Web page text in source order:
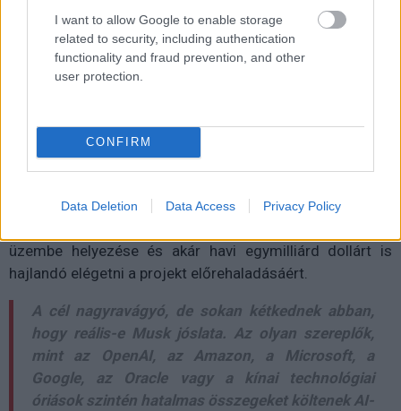
I want to allow Google to enable storage
related to security, including authentication
functionality and fraud prevention, and other
user protection.
CONFIRM
Data Deletion Data Access Privacy Policy
állítólag egy teljes erőművet rendelt külföldről, miközben
a cég20 milliárd dollártpróbál összegyűjteni további
Nvidia GPU-kvásárlására.
Az xAI hihetetlen tempóban bővíti infrastruktúráját: első,
100 000 H200 Blackwell GPU-t
állították üzembe. Musk azt állítja, hogy a következő öt
üzembe helyezése és akár havi egymilliárd dollárt is
hajlandó elégetni a projekt előrehaladásáért.
A cél nagyravágyó, de sokan kétkednek abban,
hogy reális-e Musk jóslata. Az olyan szereplők,
mint az
OpenAI, az Amazon, a Microsoft, a
Google, az Oraclevagy a kínai technológiai
óriások szintén hatalmas összegeket költenek AI-